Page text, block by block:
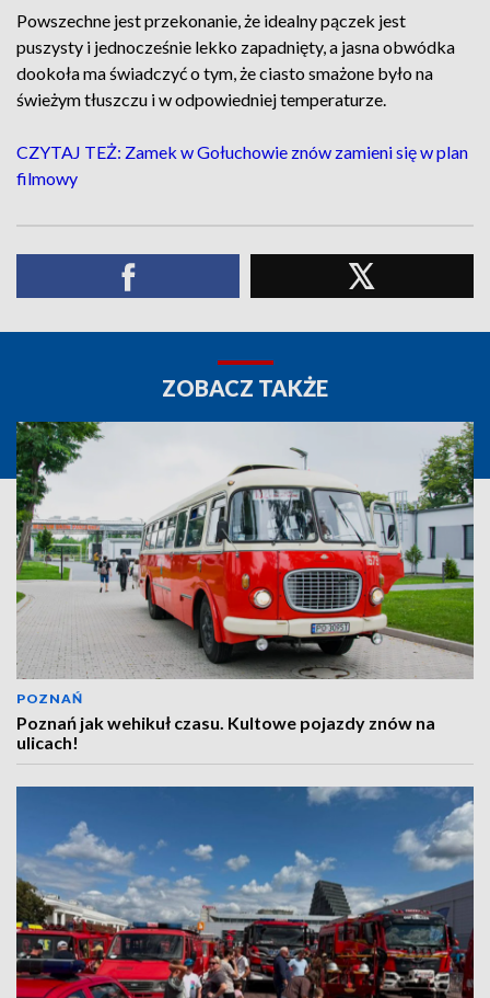
Powszechne jest przekonanie, że idealny pączek jest
puszysty i jednocześnie lekko zapadnięty, a jasna obwódka
dookoła ma świadczyć o tym, że ciasto smażone było na
świeżym tłuszczu i w odpowiedniej temperaturze.
CZYTAJ TEŻ: Zamek w Gołuchowie znów zamieni się w plan
filmowy
ZOBACZ TAKŻE
POZNAŃ
Poznań jak wehikuł czasu. Kultowe pojazdy znów na
ulicach!